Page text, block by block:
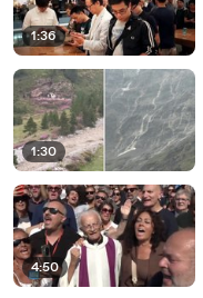
1:36
1:30
4:50